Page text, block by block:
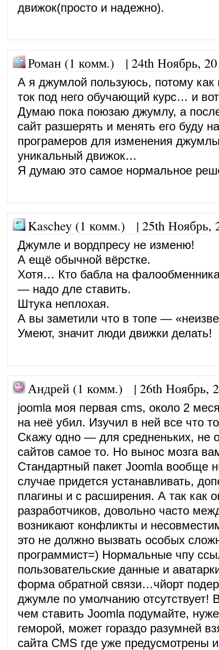
движок(просто и надежно).
Роман (1 комм.) | 24th Ноябрь,
А я джумлой пользуюсь, потому как
ток под него обучающий курс… и
Думаю пока поюзаю джумлу, а
сайт разшерять и менять его буду
програмеров для изменения
уникальный движок…
Я думаю это самое нормальное
Kaschey (1 комм.) | 25th Ноябрь,
Джумле и вордпресу не изменю!
А ещё обычной вёрстке.
Хотя… Кто бабла на
— надо дле ставить.
Штука неплохая.
А вы заметили что в топе —
Умеют, значит люди движки делать!
Андрей (1 комм.) | 26th Ноябрь,
joomla моя первая cms, около 2
на неё убил. Изучил в ней все что
Скажу одно — для средненьких, не
сайтов самое то. Но вынос мозга
Стандартный пакет Joomla
случае придется устанавливать,
плагины и с расширения. А так как
разработчиков, довольно часто
возникают конфликты и
это не должно вызвать особых
программист=) Нормальные чпу
пользовательские данные и
форма обратной связи…чйорт
джумле по умолчанию
чем ставить Joomla подумайте,
геморой, может гораздо разумней
сайта CMS где уже предусмотрены